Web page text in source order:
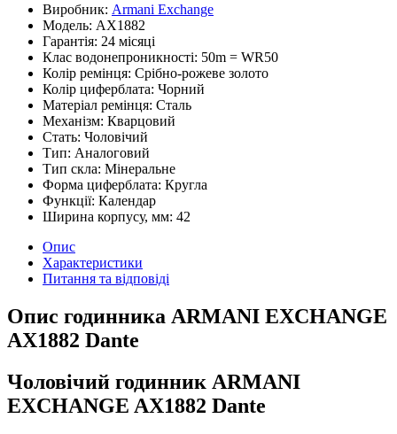
Виробник: Armani Exchange
Модель: AX1882
Гарантія: 24 місяці
Клас водонепроникності: 50m = WR50
Колір ремінця: Срібно-рожеве золото
Колір циферблата: Чорний
Матеріал ремінця: Сталь
Механізм: Кварцовий
Стать: Чоловічий
Тип: Аналоговий
Тип скла: Мінеральне
Форма циферблата: Кругла
Функції: Календар
Ширина корпусу, мм: 42
Опис
Характеристики
Питання та відповіді
Опис годинника ARMANI EXCHANGE
AX1882 Dante
Чоловічий годинник ARMANI
EXCHANGE AX1882 Dante